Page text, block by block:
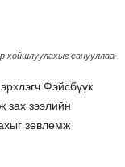
хойшлуулахыг санууллаа
Фэйсбүүк
зах зээлийн
зөвлөмж